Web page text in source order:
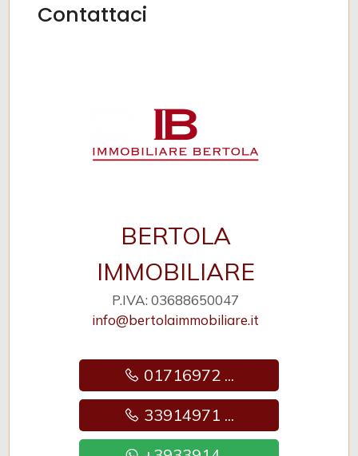
Contattaci
BERTOLA
IMMOBILIARE
P.IVA: 03688650047
info@bertolaimmobiliare.it
01716972 ...
33914971 ...